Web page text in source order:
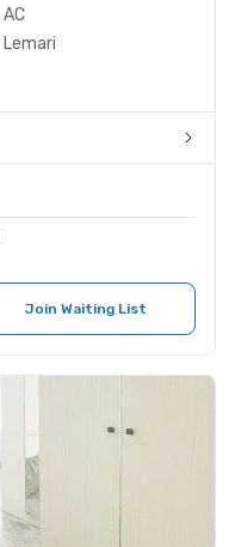
AC
Lemari
Join Waiting List